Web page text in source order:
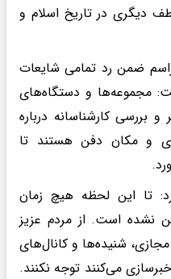
دیگری در تاریخ اسلام و
ضمن رد تمامی شایعات
مجموعه‌ها و دستگاه‌های
کارشناسانه درباره
و مکان دفن هستند تا
تا این لحظه هیچ زمان
نشده است. از مردم عزیز
شنیده‌ها و کانال‌های
می‌کنند توجه نکنند.